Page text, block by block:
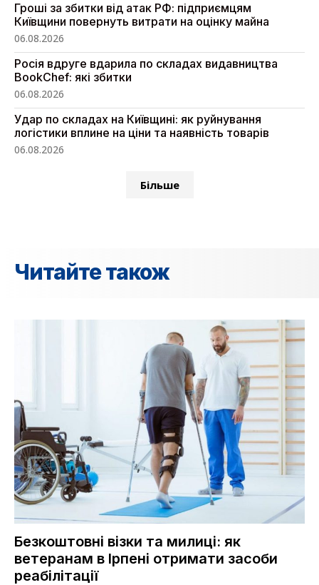
Гроші за збитки від атак РФ: підприємцям
Київщини повернуть витрати на оцінку майна
06.08.2026
Росія вдруге вдарила по складах видавництва
BookChef: які збитки
06.08.2026
Удар по складах на Київщині: як руйнування
логістики вплине на ціни та наявність товарів
06.08.2026
Більше
Читайте також
Безкоштовні візки та милиці: як
ветеранам в Ірпені отримати засоби
реабілітації